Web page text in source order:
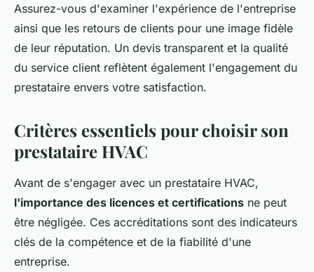
Assurez-vous d'examiner l'expérience de l'entreprise
ainsi que les retours de clients pour une image fidèle
de leur réputation. Un devis transparent et la qualité
du service client reflètent également l'engagement du
prestataire envers votre satisfaction.
Critères essentiels pour choisir son
prestataire HVAC
Avant de s'engager avec un prestataire HVAC,
l'importance des licences et certifications ne peut
être négligée. Ces accréditations sont des indicateurs
clés de la compétence et de la fiabilité d'une
entreprise.